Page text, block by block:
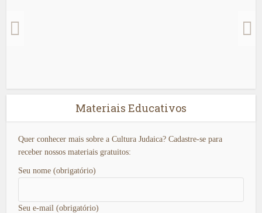
Materiais Educativos
Quer conhecer mais sobre a Cultura Judaica? Cadastre-se para
receber nossos materiais gratuitos:
Seu nome (obrigatório)
Seu e-mail (obrigatório)